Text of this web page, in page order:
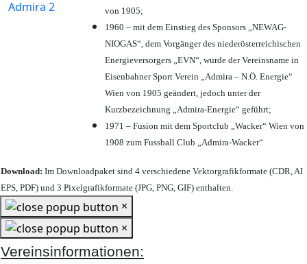
von 1905;
1960 – mit dem Einstieg des Sponsors „NEWAG-
NIOGAS“, dem Vorgänger des niederösterreichischen
Energieversorgers „EVN“, wurde der Vereinsname in
Eisenbahner Sport Verein „Admira – N.Ö. Energie“
Wien von 1905 geändert, jedoch unter der
Kurzbezeichnung „Admira-Energie“ geführt;
1971 – Fusion mit dem Sportclub „Wacker“ Wien von
1908 zum Fussball Club „Admira-Wacker“
Download: Im Downloadpaket sind 4 verschiedene Vektorgrafikformate (CDR, AI
EPS, PDF) und 3 Pixelgrafikformate (JPG, PNG, GIF) enthalten.
×
×
Vereinsinformationen: